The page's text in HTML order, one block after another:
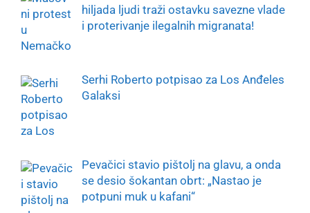
hiljada ljudi traži ostavku savezne vlade
i proterivanje ilegalnih migranata!
Serhi Roberto potpisao za Los Anđeles
Galaksi
Pevačici stavio pištolj na glavu, a onda
se desio šokantan obrt: „Nastao je
potpuni muk u kafani“